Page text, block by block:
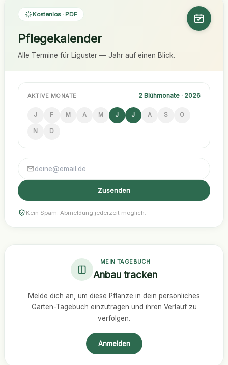
Kostenlos · PDF
Pflegekalender
Alle Termine für Liguster — Jahr auf einen Blick.
AKTIVE MONATE 2 Blühmonate · 2026
J F M A M J J A S O
N D
Zusenden
Kein Spam. Abmeldung jederzeit möglich.
MEIN TAGEBUCH
Anbau tracken
Melde dich an, um diese Pflanze in dein persönliches
Garten-Tagebuch einzutragen und ihren Verlauf zu
verfolgen.
Anmelden